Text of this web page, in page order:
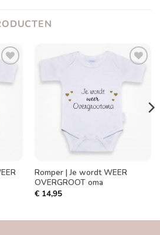
aan
verlanglijst
Romper | Je wordt WEER
OVERGROOT oma
€14,95